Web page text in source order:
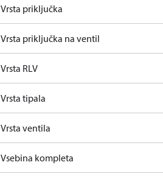
Vrsta priključka
Vrsta priključka na ventil
Vrsta RLV
Vrsta tipala
Vrsta ventila
Vsebina kompleta